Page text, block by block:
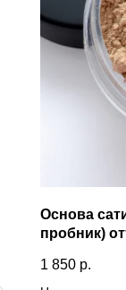
Основа
пробник)
1 850 р.